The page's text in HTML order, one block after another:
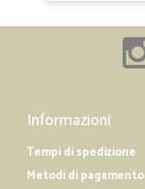
Informazioni
Tempi di spedizione
Metodi di pagamento